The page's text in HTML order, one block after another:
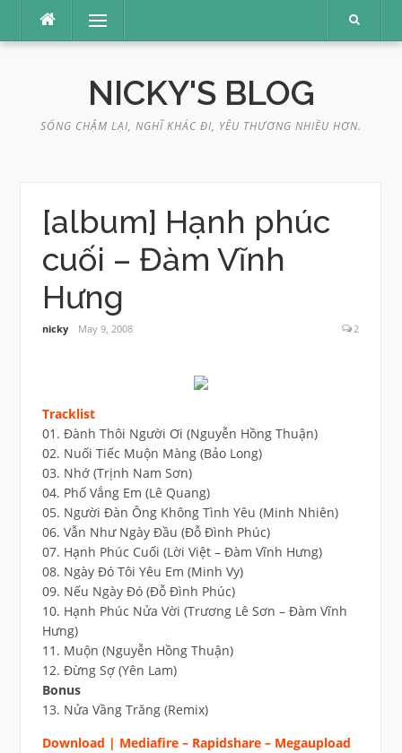
content
Menu
NICKY'S BLOG
SỐNG CHẬM LẠI, NGHĨ KHÁC ĐI, YÊU THƯƠNG NHIỀU HƠN.
[album] Hạnh phúc
cuối – Đàm Vĩnh
Hưng
nicky May 9, 2008 2
Tracklist
01. Đành Thôi Người Ơi (Nguyễn Hồng Thuận)
02. Nuối Tiếc Muộn Màng (Bảo Long)
03. Nhớ (Trịnh Nam Sơn)
04. Phố Vắng Em (Lê Quang)
05. Người Đàn Ông Không Tình Yêu (Minh Nhiên)
06. Vẫn Như Ngày Đầu (Đỗ Đình Phúc)
07. Hạnh Phúc Cuối (Lời Việt – Đàm Vĩnh Hưng)
08. Ngày Đó Tôi Yêu Em (Minh Vy)
09. Nếu Ngày Đó (Đỗ Đình Phúc)
10. Hạnh Phúc Nửa Vời (Trương Lê Sơn – Đàm Vĩnh
Hưng)
11. Muộn (Nguyễn Hồng Thuận)
12. Đừng Sợ (Yên Lam)
Bonus
13. Nửa Vầng Trăng (Remix)
Download | Mediafire – Rapidshare – Megaupload